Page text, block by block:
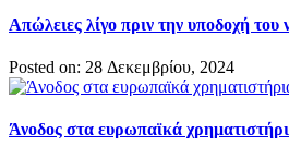
Απώλειες λίγο πριν την υποδοχή του
Posted on: 28 Δεκεμβρίου, 2024
Άνοδος στα ευρωπαϊκά